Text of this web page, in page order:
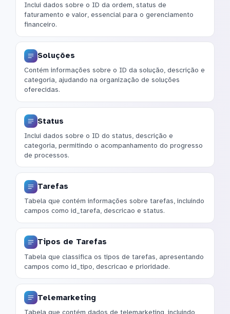
Inclui dados sobre o ID da ordem, status de
faturamento e valor, essencial para o gerenciamento
financeiro.
Soluções
Contém informações sobre o ID da solução, descrição e
categoria, ajudando na organização de soluções
oferecidas.
Status
Inclui dados sobre o ID do status, descrição e
categoria, permitindo o acompanhamento do progresso
de processos.
Tarefas
Tabela que contém informações sobre tarefas, incluindo
campos como id_tarefa, descricao e status.
Tipos de Tarefas
Tabela que classifica os tipos de tarefas, apresentando
campos como id_tipo, descricao e prioridade.
Telemarketing
Tabela que contém dados de telemarketing, incluindo